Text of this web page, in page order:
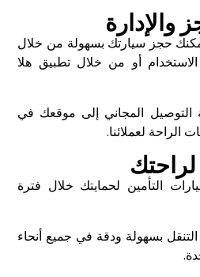
والإدارة
حجز سيارتك بسهولة من خلال
الاستخدام أو من خلال تطبيق هلا
التوصيل المجاني إلى موقعك في
الراحة لعملائنا.
التأمين لحمايتك خلال فترة
بسهولة ودقة في جميع أنحاء